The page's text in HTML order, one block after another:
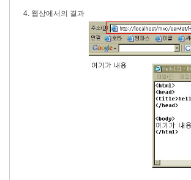
4. 웹상에서의 결과